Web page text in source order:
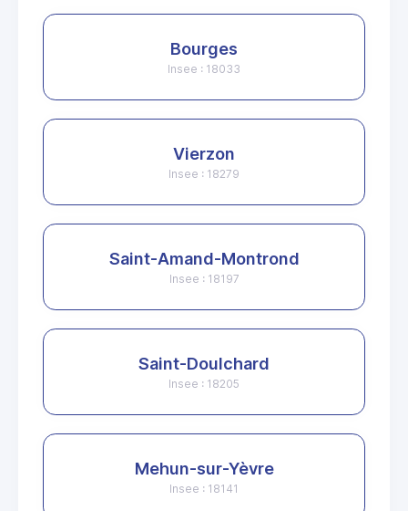
Bourges
Insee : 18033
Vierzon
Insee : 18279
Saint-Amand-Montrond
Insee : 18197
Saint-Doulchard
Insee : 18205
Mehun-sur-Yèvre
Insee : 18141